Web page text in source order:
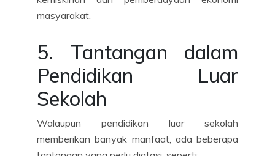
masyarakat.
5. Tantangan dalam
Pendidikan Luar
Sekolah
Walaupun pendidikan luar sekolah
memberikan banyak manfaat, ada beberapa